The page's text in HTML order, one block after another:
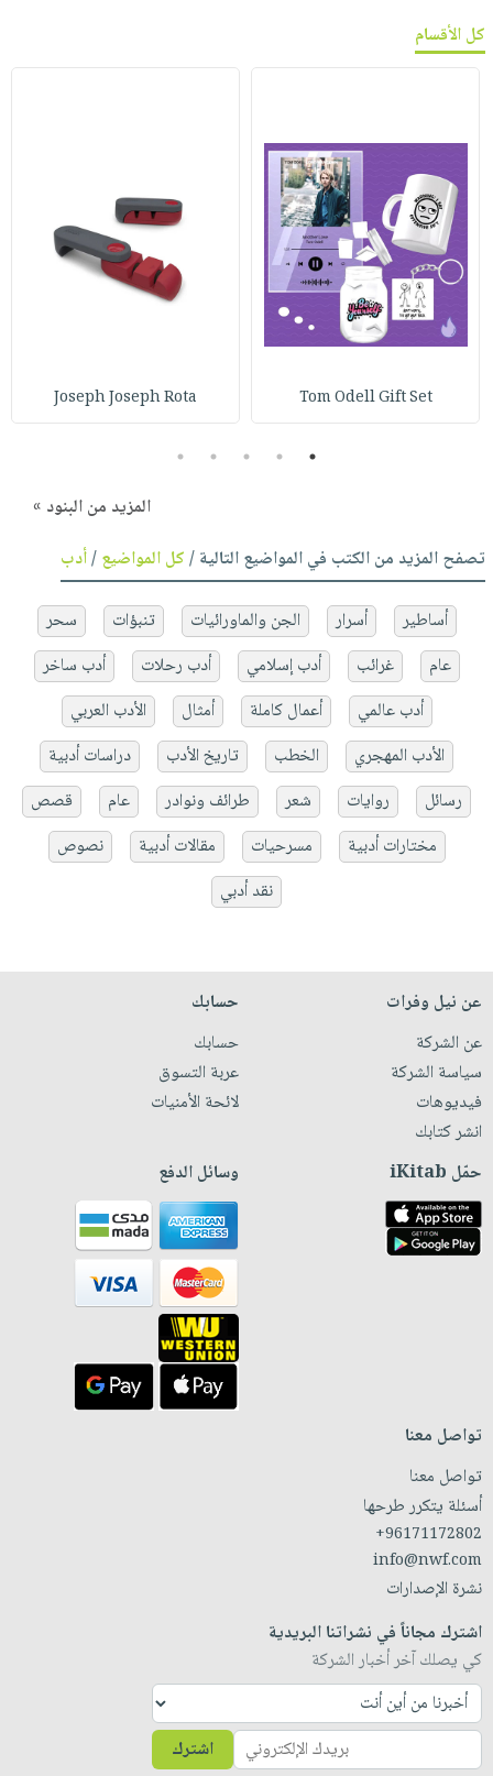
كل الأقسام
Tom Odell Gift Set
Joseph Joseph Rota
1
2
3
4
5
المزيد من البنود »
تصفح المزيد من الكتب في المواضيع التالية /كل المواضيع/أدب
أساطير أسرار الجن والماورائيات تنبؤات
سحر
عام
غرائب أدب إسلامي أدب رحلات
أدب ساخر
أدب عالمي
أعمال كاملة أمثال
الأدب العربي
الأدب المهجري
الخطب تاريخ الأدب
دراسات أدبية
رسائل
روايات شعر طرائف ونوادر عام
قصص
مختارات أدبية
مسرحيات مقالات أدبية
نصوص
نقد أدبي
عن نيل وفرات
عن الشركة
سياسة الشركة
فيديوهات
انشر كتابك
حسابك
حسابك
عربة التسوق
لائحة الأمنيات
حمّل iKitab وسائل الدفع
تواصل معنا
تواصل معنا
أسئلة يتكرر طرحها
+96171172802
info@nwf.com
نشرة الإصدارات
اشترك مجاناً في نشراتنا البريدية
كي يصلك آخر أخبار الشركة
اشترك